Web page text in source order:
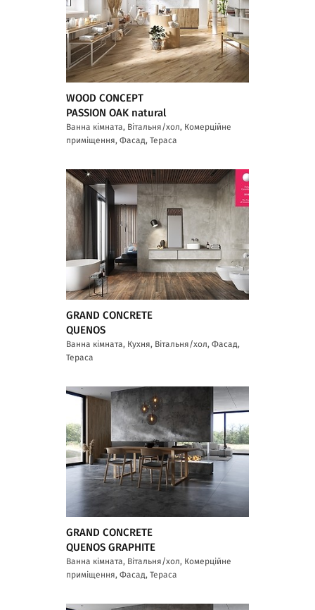
WOOD CONCEPT
PASSION OAK natural
Ванна кімната, Вітальня/хол, Комерційне
приміщення, Фасад, Тераса
GRAND CONCRETE
QUENOS
Ванна кімната, Кухня, Вітальня/хол, Фасад,
Тераса
GRAND CONCRETE
QUENOS GRAPHITE
Ванна кімната, Вітальня/хол, Комерційне
приміщення, Фасад, Тераса